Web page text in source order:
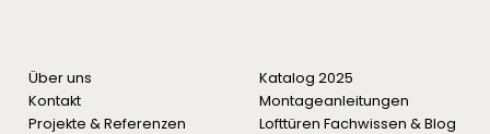
Über uns
Kontakt
Projekte & Referenzen
Katalog 2025
Montageanleitungen
Lofttüren Fachwissen & Blog